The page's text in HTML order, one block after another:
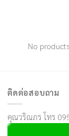
No
ติดต่อสอบถาม
คุณวริณภร โทร